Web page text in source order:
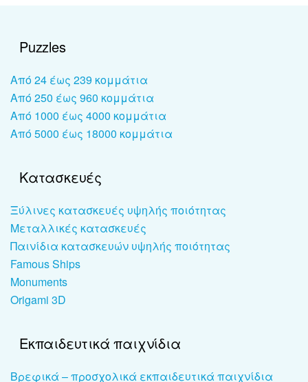
Puzzles
Από 24 έως 239 κομμάτια
Από 250 έως 960 κομμάτια
Από 1000 έως 4000 κομμάτια
Από 5000 έως 18000 κομμάτια
Κατασκευές
Ξύλινες κατασκευές υψηλής ποιότητας
Μεταλλικές κατασκευές
Παινίδια κατασκευών υψηλής ποιότητας
Famous Ships
Monuments
Origami 3D
Εκπαιδευτικά παιχνίδια
Βρεφικά – προσχολικά εκπαιδευτικά παιχνίδια